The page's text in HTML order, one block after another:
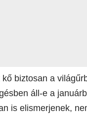
biztosan a
áll-e a
is elismerjenek,